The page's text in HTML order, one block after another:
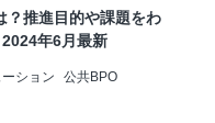
？推進目的や課題をわ
年6月最新
ション 公共BPO